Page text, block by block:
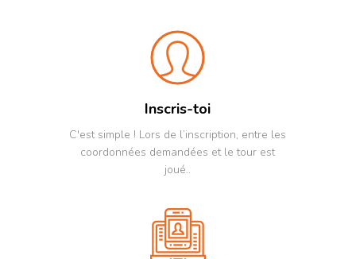
Inscris-toi
C'est simple ! Lors de l’inscription, entre les
coordonnées demandées et le tour est
joué..